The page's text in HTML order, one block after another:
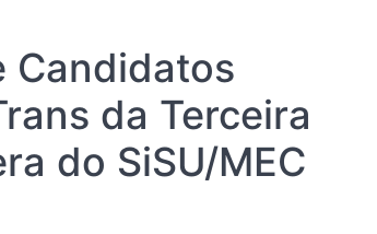
Candidatos
da Terceira
do SiSU/MEC